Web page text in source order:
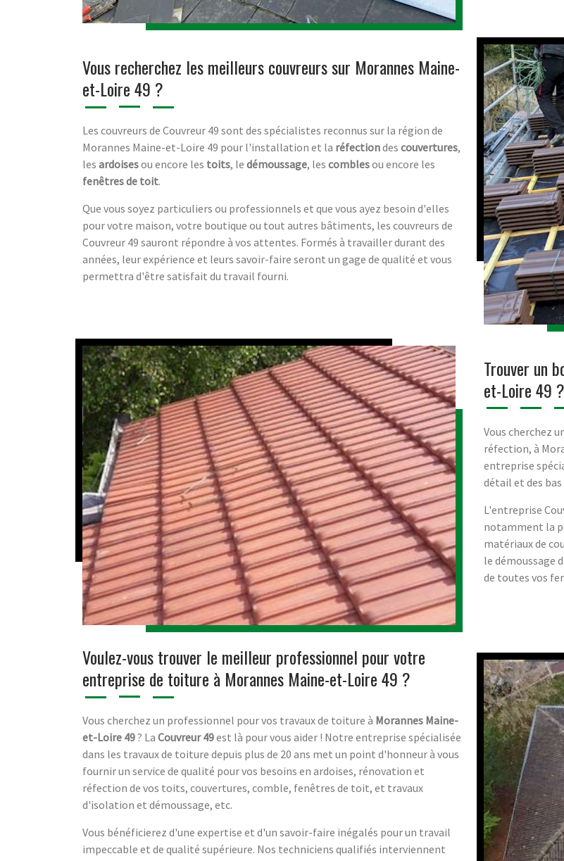
Vous recherchez les meilleurs couvreurs sur Morannes Maine-
et-Loire 49 ?
Les couvreurs de Couvreur 49 sont des spécialistes reconnus sur la région de
Morannes Maine-et-Loire 49 pour l'installation et la réfectiondes couvertures,
les ardoisesou encore les toits, le démoussage, les comblesou encore les
fenêtres de toit.
Que vous soyez particuliers ou professionnels et que vous ayez besoin d'elles
pour votre maison, votre boutique ou tout autres bâtiments, les couvreurs de
Couvreur 49 sauront répondre à vos attentes. Formés à travailler durant des
années, leur expérience et leurs savoir-faire seront un gage de qualité et vous
permettra d'être satisfait du travail fourni.
Trouver un
et-Loire 49 ?
Vous cherchez
réfection, à
entreprise
détail et des bas
L'entreprise
notamment la
matériaux de
le démoussage
de toutes vos
Voulez-vous trouver le meilleur professionnel pour votre
entreprise de toiture à Morannes Maine-et-Loire 49 ?
Vous cherchez un professionnel pour vos travaux de toiture à Morannes Maine-
et-Loire 49? La Couvreur 49est là pour vous aider ! Notre entreprise spécialisée
dans les travaux de toiture depuis plus de 20 ans met un point d'honneur à vous
fournir un service de qualité pour vos besoins en ardoises, rénovation et
réfection de vos toits, couvertures, comble, fenêtres de toit, et travaux
d'isolation et démoussage, etc.
Vous bénéficierez d'une expertise et d'un savoir-faire inégalés pour un travail
impeccable et de qualité supérieure. Nos techniciens qualifiés interviennent